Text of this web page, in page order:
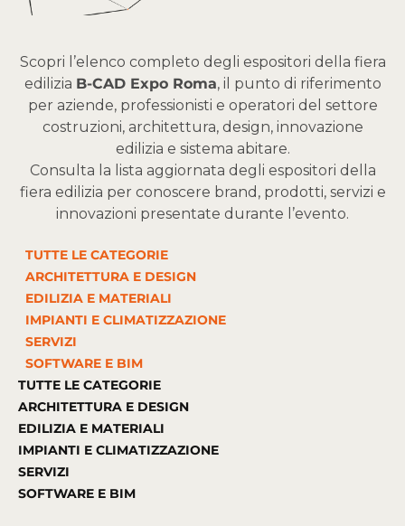
Scopri l’elenco completo degli espositori della fiera
edilizia B-CAD Expo Roma, il punto di riferimento
per aziende, professionisti e operatori del settore
costruzioni, architettura, design, innovazione
edilizia e sistema abitare.
Consulta la lista aggiornata degli espositori della
fiera edilizia per conoscere brand, prodotti, servizi e
innovazioni presentate durante l’evento.
TUTTE LE CATEGORIE
ARCHITETTURA E DESIGN
EDILIZIA E MATERIALI
IMPIANTI E CLIMATIZZAZIONE
SERVIZI
SOFTWARE E BIM
TUTTE LE CATEGORIE
ARCHITETTURA E DESIGN
EDILIZIA E MATERIALI
IMPIANTI E CLIMATIZZAZIONE
SERVIZI
SOFTWARE E BIM